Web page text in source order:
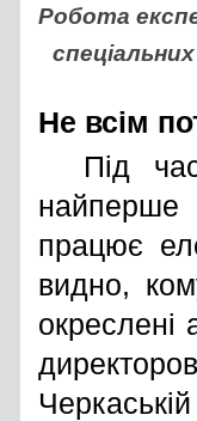
Робота
Не всім
Під
найперше
працює
видно,
окреслені